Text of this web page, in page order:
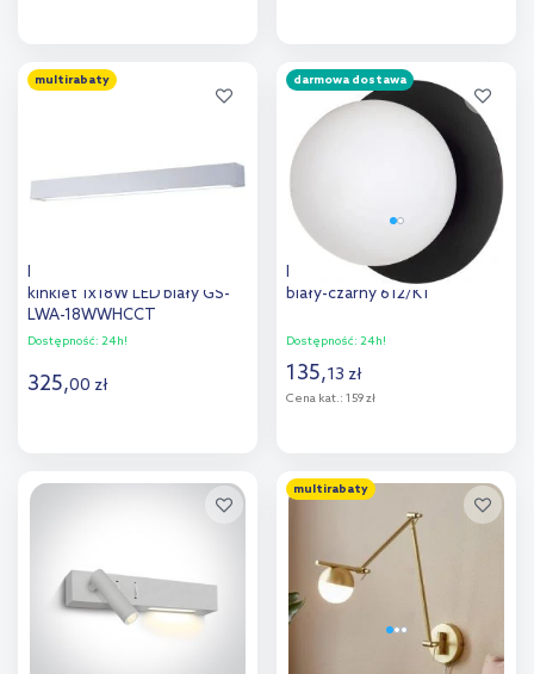
Dodaj do
Dodaj do
multirabaty
Light Prestige Ibros XL
kinkiet 1x18W LED biały GS-
LWA-18WWHCCT
Dostępność: 24h!
325,00 zł
darmowa dostawa
Emibig Minerva kinkiet 1x10 W
biały-czarny 612/K1
Dostępność: 24h!
135,13 zł
Cena kat.: 159 zł
Dodaj do
porównania
multirabaty